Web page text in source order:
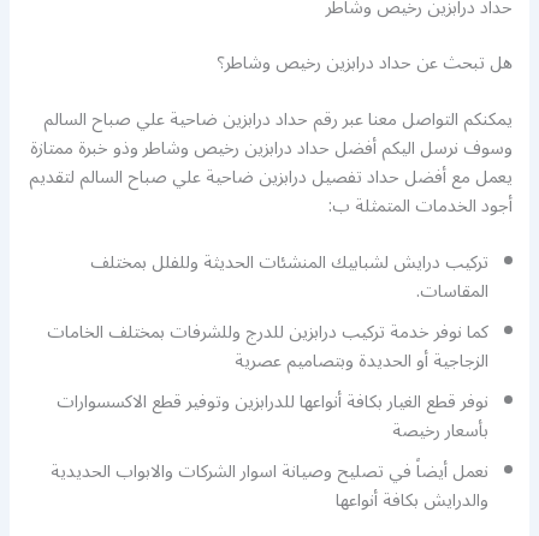
حداد درابزين رخيص وشاطر
هل تبحث عن حداد درابزين رخيص وشاطر؟
يمكنكم التواصل معنا عبر رقم حداد درابزين ضاحية علي صباح السالم
وسوف نرسل اليكم أفضل حداد درابزين رخيص وشاطر وذو خبرة ممتازة
يعمل مع أفضل حداد تفصيل درابزين ضاحية علي صباح السالم لتقديم
أجود الخدمات المتمثلة ب:
تركيب درايش لشبابيك المنشئات الحديثة وللفلل بمختلف
المقاسات.
كما نوفر خدمة تركيب درابزين للدرج وللشرفات بمختلف الخامات
الزجاجية أو الحديدة وبتصاميم عصرية
نوفر قطع الغيار بكافة أنواعها للدرابزين وتوفير قطع الاكسسوارات
بأسعار رخيصة
نعمل أيضاً في تصليح وصيانة اسوار الشركات والابواب الحديدية
والدرايش بكافة أنواعها